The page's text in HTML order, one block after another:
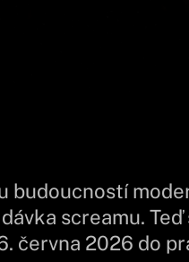
budoucností
screamu.
června 2026 do